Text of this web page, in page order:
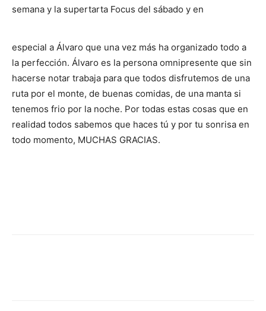
semana y la supertarta Focus del sábado y en
especial a Álvaro que una vez más ha organizado todo a
la perfección. Álvaro es la persona omnipresente que sin
hacerse notar trabaja para que todos disfrutemos de una
ruta por el monte, de buenas comidas, de una manta si
tenemos frio por la noche. Por todas estas cosas que en
realidad todos sabemos que haces tú y por tu sonrisa en
todo momento, MUCHAS GRACIAS.